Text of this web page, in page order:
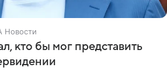
Новости
кто бы мог представить